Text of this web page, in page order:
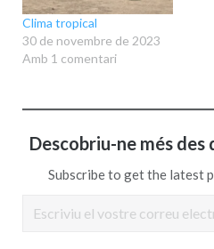
Clima tropical
30 de novembre de 2023
Amb 1 comentari
Descobriu-ne més des
Subscribe to get the latest